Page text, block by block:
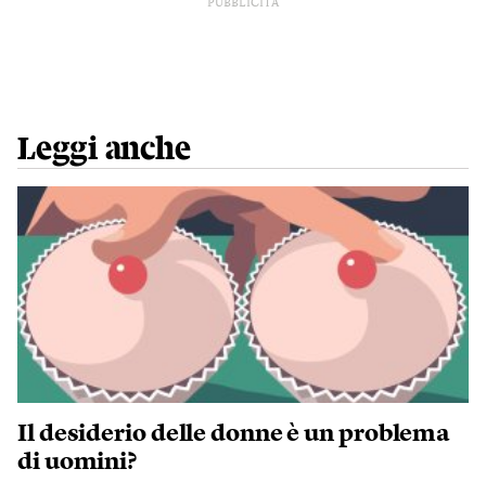
PUBBLICITÀ
Leggi anche
Il desiderio delle donne è un problema
di uomini?